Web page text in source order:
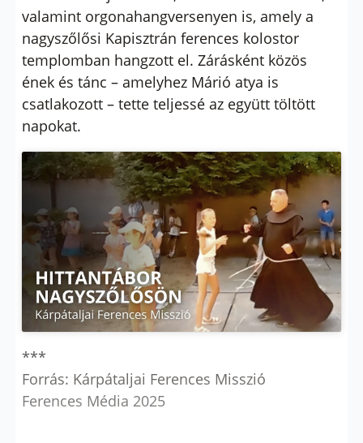
valamint orgonahangversenyen is, amely a
nagyszőlősi Kapisztrán ferences kolostor
templomban hangzott el. Zárásként közös
ének és tánc – amelyhez Márió atya is
csatlakozott – tette teljessé az együtt töltött
napokat.
***
Forrás: Kárpátaljai Ferences Misszió
Ferences Média 2025